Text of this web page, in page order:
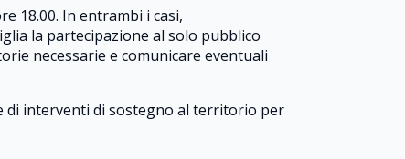
18.00. In entrambi i casi,
la partecipazione al solo pubblico
necessarie e comunicare eventuali
di interventi di sostegno al territorio per